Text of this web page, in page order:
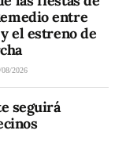
entre
el estreno de
08/2026
seguirá